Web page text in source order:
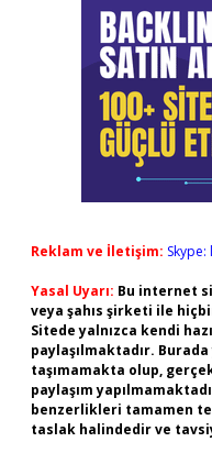
Reklam ve İletişim:
Yasal Uyarı: Bu internet
veya şahıs şirketi ile
Sitede yalnızca kendi
paylaşılmaktadır.
taşımamakta olup,
paylaşım
benzerlikleri tamamen
taslak halindedir ve